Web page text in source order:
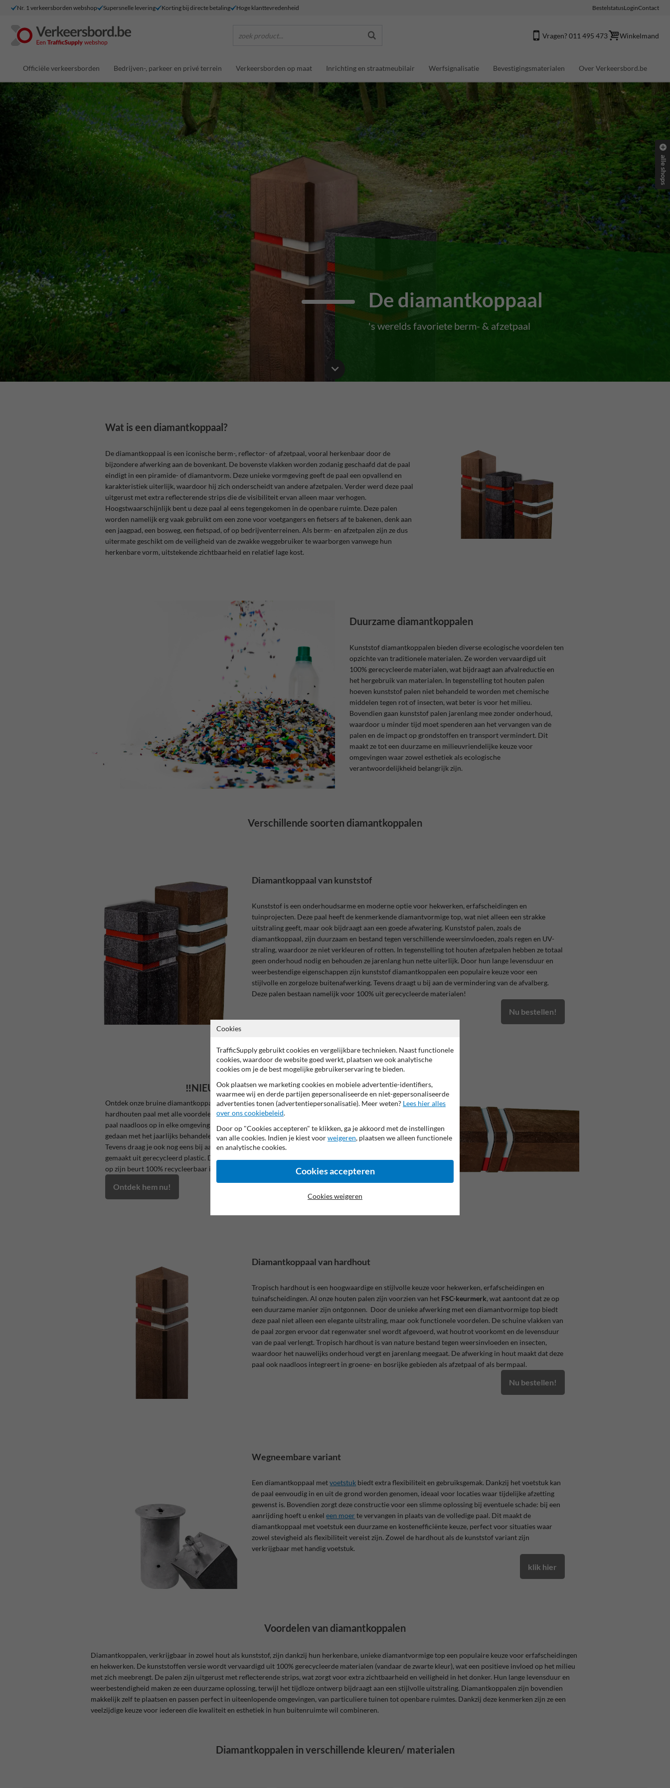
Nr. 1 verkeersborden webshop Supersnelle levering Korting bij directe betaling Hoge klanttevredenheid BestelstatusLoginContact
zoek product... Vragen? 011 495 473 Winkelmand
Officiële verkeersborden Bedrijven-, parkeer en privé terrein Verkeersborden op maat Inrichting en straatmeubilair Werfsignalisatie Bevestigingsmaterialen Over Verkeersbord.be
De diamantkoppaal
's werelds favoriete berm- & afzetpaal
Wat is een diamantkoppaal?
De diamantkoppaal is een iconische berm-, reflector- of afzetpaal, vooral herkenbaar door de
bijzondere afwerking aan de bovenkant. De bovenste vlakken worden zodanig geschaafd dat de paal
eindigt in een piramide- of diamantvorm. Deze unieke vormgeving geeft de paal een opvallend en
karakteristiek uiterlijk, waardoor hij zich onderscheidt van andere afzetpalen. Verder werd deze paal
uitgerust met extra reflecterende strips die de visibiliteit ervan alleen maar verhogen.
Hoogstwaarschijnlijk bent u deze paal al eens tegengekomen in de openbare ruimte. Deze palen
worden namelijk erg vaak gebruikt om een zone voor voetgangers en fietsers af te bakenen, denk aan
een jaagpad, een bosweg, een fietspad, of op bedrijventerreinen. Als berm- en afzetpalen zijn ze dus
uitermate geschikt om de veiligheid van de zwakke weggebruiker te waarborgen vanwege hun
herkenbare vorm, uitstekende zichtbaarheid en relatief lage kost.
Duurzame diamantkoppalen
Kunststof diamantkoppalen bieden diverse ecologische voordelen ten
opzichte van traditionele materialen. Ze worden vervaardigd uit
100% gerecycleerde materialen, wat bijdraagt aan afvalreductie en
het hergebruik van materialen. In tegenstelling tot houten palen
hoeven kunststof palen niet behandeld te worden met chemische
middelen tegen rot of insecten, wat beter is voor het milieu.
Bovendien gaan kunststof palen jarenlang mee zonder onderhoud,
waardoor u minder tijd moet spenderen aan het vervangen van de
palen en de impact op grondstoffen en transport vermindert. Dit
maakt ze tot een duurzame en milieuvriendelijke keuze voor
omgevingen waar zowel esthetiek als ecologische
verantwoordelijkheid belangrijk zijn.
Verschillende soorten diamantkoppalen
Diamantkoppaal van kunststof
Kunststof is een onderhoudsarme en moderne optie voor hekwerken, erfafscheidingen en
tuinprojecten. Deze paal heeft de kenmerkende diamantvormige top, wat niet alleen een strakke
uitstraling geeft, maar ook bijdraagt aan een goede afwatering. Kunststof palen, zoals de
diamantkoppaal, zijn duurzaam en bestand tegen verschillende weersinvloeden, zoals regen en UV-
straling, waardoor ze niet verkleuren of rotten. In tegenstelling tot houten afzetpalen hebben ze totaal
geen onderhoud nodig en behouden ze jarenlang hun nette uiterlijk. Door hun lange levensduur en
weerbestendige eigenschappen zijn kunststof diamantkoppalen een populaire keuze voor een
stijlvolle en zorgeloze buitenafwerking. Tevens draagt u bij aan de vermindering van de afvalberg.
Deze palen bestaan namelijk voor 100% uit gerecycleerde materialen!
Nu bestellen!
‼️NIEUW IN ONS ASSORTIMENT‼️
Ontdek onze bruine diamantkoppaal! Deze paal combineert het esthetische aspect van een
hardhouten paal met alle voordelen van een kunststof paal. Door de natuurlijke uitstraling gaat deze
paal naadloos op in elke omgeving. Het grote voordeel van deze paal? Hij vraagt 0 onderhoud dus
gedaan met het jaarlijks behandelen van je houten afzetpalen - zo bespaar jij tijd en geld.
Tevens draag je ook nog eens bij aan de vermindering van de afvalberg! Deze palen worden namelijk
gemaakt uit gerecycleerd plastic. Dit maakt dat de paal bestaat uit 100% gerecycleerde materialen, en
op zijn beurt 100% recycleerbaar is.
Ontdek hem nu!
Diamantkoppaal van hardhout
Tropisch hardhout is een hoogwaardige en stijlvolle keuze voor hekwerken, erfafscheidingen en
tuinafscheidingen. Al onze houten palen zijn voorzien van het FSC-keurmerk, wat aantoont dat ze op
een duurzame manier zijn ontgonnen. Door de unieke afwerking met een diamantvormige top biedt
deze paal niet alleen een elegante uitstraling, maar ook functionele voordelen. De schuine vlakken van
de paal zorgen ervoor dat regenwater snel wordt afgevoerd, wat houtrot voorkomt en de levensduur
van de paal verlengt. Tropisch hardhout is van nature bestand tegen weersinvloeden en insecten,
waardoor het nauwelijks onderhoud vergt en jarenlang meegaat. De afwerking in hout maakt dat deze
paal ook naadloos integreert in groene- en bosrijke gebieden als afzetpaal of als bermpaal.
Nu bestellen!
Wegneembare variant
Een diamantkoppaal metvoetstuk biedt extra flexibiliteit en gebruiksgemak. Dankzij het voetstuk kan
de paal eenvoudig in en uit de grond worden genomen, ideaal voor locaties waar tijdelijke afzetting
gewenst is. Bovendien zorgt deze constructie voor een slimme oplossing bij eventuele schade: bij een
aanrijding hoeft u enkeleen moer te vervangen in plaats van de volledige paal. Dit maakt de
diamantkoppaal met voetstuk een duurzame en kostenefficiënte keuze, perfect voor situaties waar
zowel stevigheid als flexibiliteit vereist zijn. Zowel de hardhout als de kunststof variant zijn
verkrijgbaar met handig voetstuk.
klik hier
Voordelen van diamantkoppalen
Diamantkoppalen, verkrijgbaar in zowel hout als kunststof, zijn dankzij hun herkenbare, unieke diamantvormige top een populaire keuze voor erfafscheidingen
en hekwerken. De kunststoffen versie wordt vervaardigd uit 100% gerecycleerde materialen (vandaar de zwarte kleur), wat een positieve invloed op het milieu
met zich meebrengt. De palen zijn uitgerust met reflecterende strips, wat zorgt voor extra zichtbaarheid en veiligheid in het donker. Hun lange levensduur en
weerbestendigheid maken ze een duurzame oplossing, terwijl het tijdloze ontwerp bijdraagt aan een stijlvolle uitstraling. Diamantkoppalen zijn bovendien
makkelijk zelf te plaatsen en passen perfect in uiteenlopende omgevingen, van particuliere tuinen tot openbare ruimtes. Dankzij deze kenmerken zijn ze een
veelzijdige keuze voor iedereen die kwaliteit en esthetiek in hun buitenruimte wil combineren.
Diamantkoppalen in verschillende kleuren/ materialen
alle shops
Cookies
TrafficSupply gebruikt cookies en vergelijkbare technieken. Naast functionele
cookies, waardoor de website goed werkt, plaatsen we ook analytische
cookies om je de best mogelijke gebruikerservaring te bieden.
Ook plaatsen we marketing cookies en mobiele advertentie-identifiers,
waarmee wij en derde partijen gepersonaliseerde en niet-gepersonaliseerde
advertenties tonen (advertentiepersonalisatie). Meer weten? Lees hier alles
over ons cookiebeleid.
Door op "Cookies accepteren" te klikken, ga je akkoord met de instellingen
van alle cookies. Indien je kiest voorweigeren, plaatsen we alleen functionele
en analytische cookies.
Cookies accepteren
Cookies weigeren